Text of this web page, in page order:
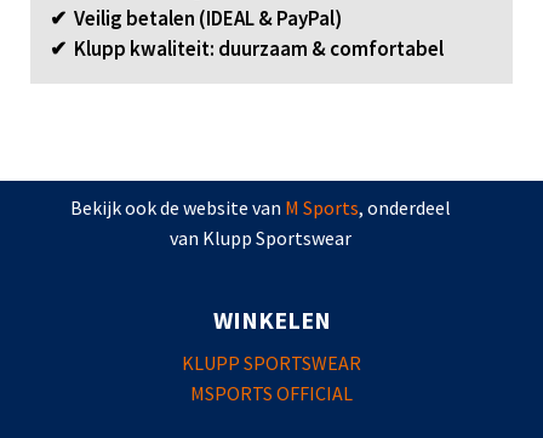
✔ Veilig betalen (IDEAL & PayPal)
✔ Klupp kwaliteit: duurzaam & comfortabel
Bekijk ook de website van M Sports, onderdeel
van Klupp Sportswear
WINKELEN
KLUPP SPORTSWEAR
MSPORTS OFFICIAL